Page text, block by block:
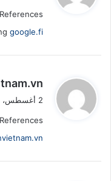
ل
References:
google.fi
ي
ق
ل
2 أغسطس، 2026 الساعة 11:48 م
References: